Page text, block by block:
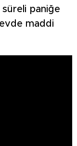
süreli paniğe
maddi